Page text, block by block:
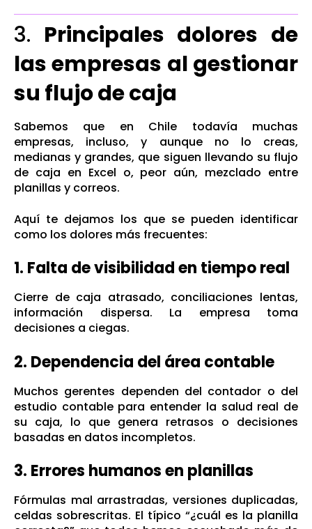
3. Principales dolores de
las empresas al gestionar
su flujo de caja
Sabemos que en Chile todavía muchas
empresas, incluso, y aunque no lo creas,
medianas y grandes, que siguen llevando su flujo
de caja en Excel o, peor aún, mezclado entre
planillas y correos.
Aquí te dejamos los que se pueden identificar
como los dolores más frecuentes:
1. Falta de visibilidad en tiempo real
Cierre de caja atrasado, conciliaciones lentas,
información dispersa. La empresa toma
decisiones a ciegas.
2. Dependencia del área contable
Muchos gerentes dependen del contador o del
estudio contable para entender la salud real de
su caja, lo que genera retrasos o decisiones
basadas en datos incompletos.
3. Errores humanos en planillas
Fórmulas mal arrastradas, versiones duplicadas,
celdas sobrescritas. El típico “¿cuál es la planilla